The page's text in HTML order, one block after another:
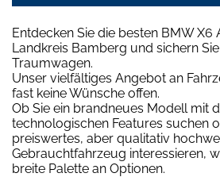
Entdecken Sie die besten BMW X6
Landkreis Bamberg und sichern
Traumwagen.
Unser vielfältiges Angebot an
fast keine Wünsche offen.
Ob Sie ein brandneues Modell mit
technologischen Features suchen
preiswertes, aber qualitativ
Gebrauchtfahrzeug interessieren,
breite Palette an Optionen.